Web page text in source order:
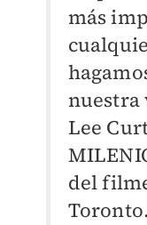
más
nuestra
Lee
del
Toronto.